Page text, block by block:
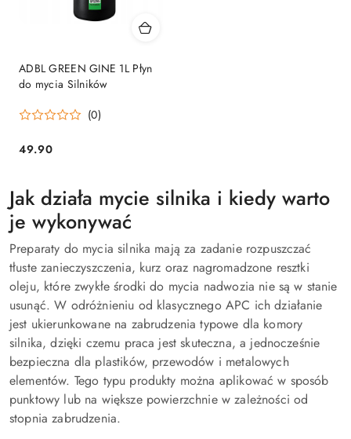
ADBL GREEN GINE 1L Płyn
do mycia Silników
(0)
Cena:
49.90
Jak działa mycie silnika i kiedy warto
je wykonywać
Preparaty do mycia silnika mają za zadanie rozpuszczać
tłuste zanieczyszczenia, kurz oraz nagromadzone resztki
oleju, które zwykłe środki do mycia nadwozia nie są w stanie
usunąć. W odróżnieniu od klasycznego APC ich działanie
jest ukierunkowane na zabrudzenia typowe dla komory
silnika, dzięki czemu praca jest skuteczna, a jednocześnie
bezpieczna dla plastików, przewodów i metalowych
elementów. Tego typu produkty można aplikować w sposób
punktowy lub na większe powierzchnie w zależności od
stopnia zabrudzenia.